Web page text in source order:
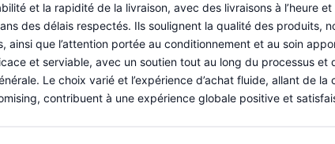
et la rapidité de la livraison, avec des livraisons à l’heure
des délais respectés. Ils soulignent la qualité des produits,
ainsi que l’attention portée au conditionnement et au soin
et serviable, avec un soutien tout au long du processus et
Le choix varié et l’expérience d’achat fluide, allant de
contribuent à une expérience globale positive et